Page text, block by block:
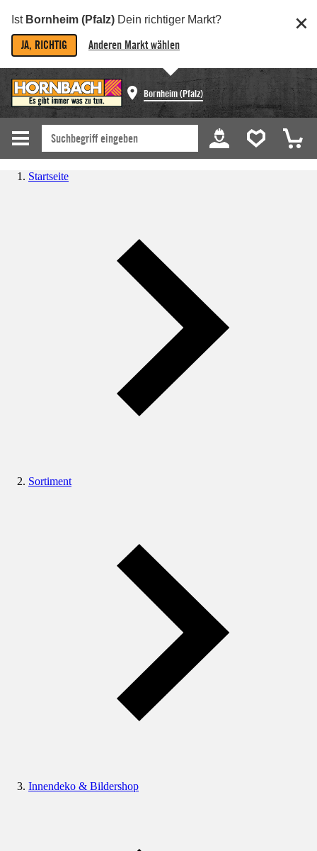
Ist Bornheim (Pfalz) Dein richtiger Markt?
JA, RICHTIG Anderen Markt wählen
Bornheim (Pfalz)
Startseite
Sortiment
Innendeko & Bildershop